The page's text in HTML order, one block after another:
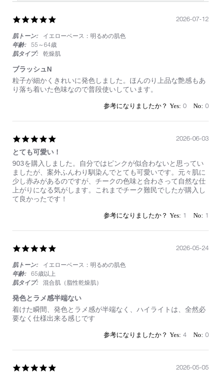
rating
肌トーン:
イエローベース：明るめの肌色
年齢:
55～64歳
肌タイプ:
乾燥肌
ブラッシュN
Review
by
2026
review
stating
シ
N
粒子が細かくきれいに発色しました。ほんのり上品な艶感もあ
り落ち着いた色味なので普段使いしています。
2026-07-12
0 0
rating
とても可愛い！
Review
by
on
3
Jun
2026
review
stating
と
て
も
可
903を購入しました。自分ではピンクが似合わないと思ってい
ましたが、案外ふんわり馴染んでとても可愛いです。元々肌に
少し赤みがあるのですが、チークの色味と合わさって自然な仕
上がりになる気がします。これまでチーク難民でしたが購入し
て良かったです！
2026-06-03
1 1
rating
肌トーン:
イエローベース：明るめの肌色
年齢:
65歳以上
肌タイプ:
混合肌（脂性乾燥肌）
発色とラメ感半端ない
Review
by
2026
review
stating
ラ
感
着けた瞬間、発色とラメ感が半端なく、ハイライトは、全然必
要なく仕様出来る感じです
2026-05-24
4 0
2026-05-05